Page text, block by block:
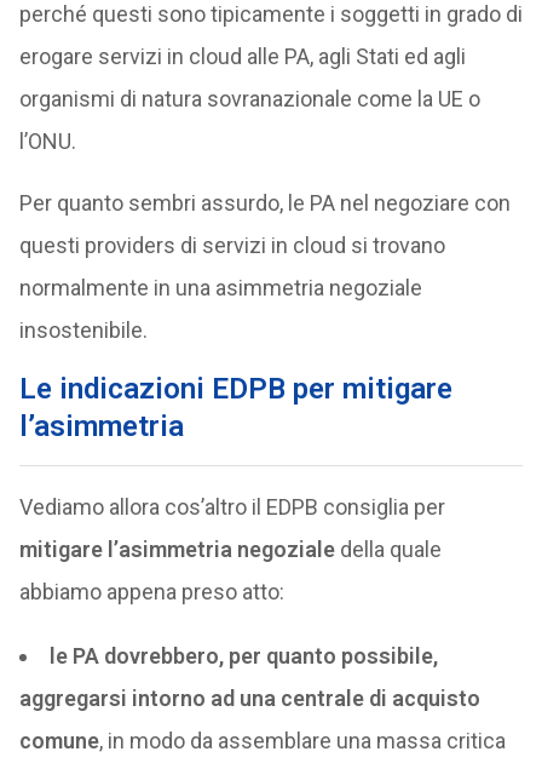
perché questi sono tipicamente i soggetti in grado di
erogare servizi in cloud alle PA, agli Stati ed agli
organismi di natura sovranazionale come la UE o
l’ONU.
Per quanto sembri assurdo, le PA nel negoziare con
questi providers di servizi in cloud si trovano
normalmente in una asimmetria negoziale
insostenibile.
Le indicazioni EDPB per mitigare
l’asimmetria
Vediamo allora cos’altro il EDPB consiglia per
mitigare l’asimmetria negozialedella quale
abbiamo appena preso atto:
le PA dovrebbero, per quanto possibile,
aggregarsi intorno ad una centrale di acquisto
comune, in modo da assemblare una massa critica